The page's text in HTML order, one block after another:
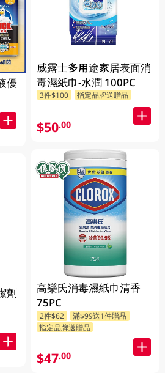
優
劑
威露士多用途家居表面消
毒濕紙巾-水潤 100PC
3件$100 指定品牌送贈品
$50.00
高樂氏消毒濕紙巾清香
75PC
2件$62
滿$99送1件贈品
指定品牌送贈品
$47.00